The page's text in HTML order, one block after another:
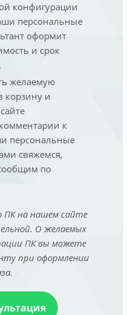
конфигурации
персональные
оформит
и срок
желаемую
корзину и
к
персональные
свяжемся,
по
ПК на нашем сайте
О желаемых
ПК вы можете
при оформлении